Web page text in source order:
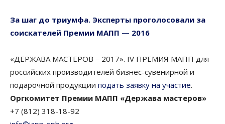
За шаг до триумфа. Эксперты проголосовали за
соискателей Премии МАПП — 2016
«ДЕРЖАВА МАСТЕРОВ – 2017». IV ПРЕМИЯ МАПП для
российских производителей бизнес-сувенирной и
подарочной продукции подать заявку на участие.
Оргкомитет Премии МАПП «Держава мастеров»
+7 (812) 318-18-92